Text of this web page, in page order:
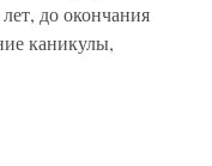
до окончания
каникулы,